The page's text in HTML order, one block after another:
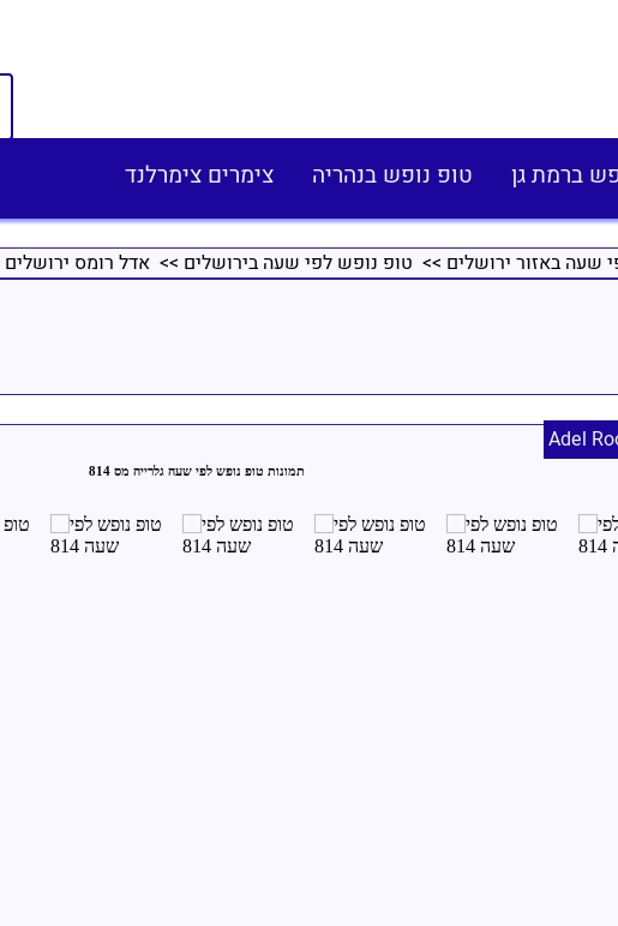
ברמת גן טופ נופש בנהריה צימרים צימרלנד
שעה באזור ירושלים >> טופ נופש לפי שעה בירושלים >> אדל רומס ירושלים